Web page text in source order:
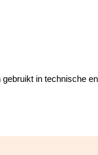
in technische